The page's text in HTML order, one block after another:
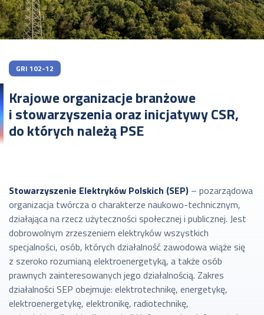
GRI 102-12
Krajowe organizacje branżowe
i stowarzyszenia oraz inicjatywy CSR,
do których należą PSE
Stowarzyszenie Elektryków Polskich (SEP) – pozarządowa
organizacja twórcza o charakterze naukowo-technicznym,
działająca na rzecz użyteczności społecznej i publicznej. Jest
dobrowolnym zrzeszeniem elektryków wszystkich
specjalności, osób, których działalność zawodowa wiąże się
z szeroko rozumianą elektroenergetyką, a także osób
prawnych zainteresowanych jego działalnością. Zakres
działalności SEP obejmuje: elektrotechnikę, energetykę,
elektroenergetykę, elektronikę, radiotechnikę,